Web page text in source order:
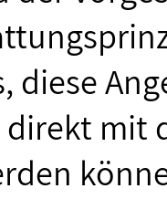
diese
mit